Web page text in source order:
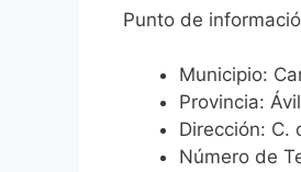
Punto de
Municipio:
Provincia:
Dirección: C.
Número de